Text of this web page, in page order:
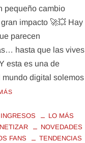
pequeño cambio
impacto 🚀💥 Hay
parecen
hasta que las vives
esta es una de
mundo digital solemos
INGRESOS
LO MÁS
NOVEDADES
FANS
TENDENCIAS